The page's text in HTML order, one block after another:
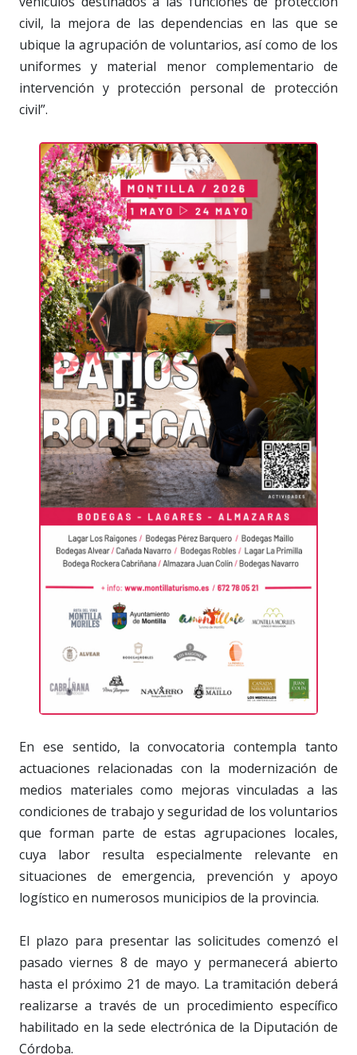
civil, la mejora de las dependencias en las que se
ubique la agrupación de voluntarios, así como de los
uniformes y material menor complementario de
intervención y protección personal de protección
civil”.
En ese sentido, la convocatoria contempla tanto
actuaciones relacionadas con la modernización de
medios materiales como mejoras vinculadas a las
condiciones de trabajo y seguridad de los voluntarios
que forman parte de estas agrupaciones locales,
cuya labor resulta especialmente relevante en
situaciones de emergencia, prevención y apoyo
logístico en numerosos municipios de la provincia.
El plazo para presentar las solicitudes comenzó el
pasado viernes 8 de mayo y permanecerá abierto
hasta el próximo 21 de mayo. La tramitación deberá
realizarse a través de un procedimiento específico
habilitado en la sede electrónica de la Diputación de
Córdoba.